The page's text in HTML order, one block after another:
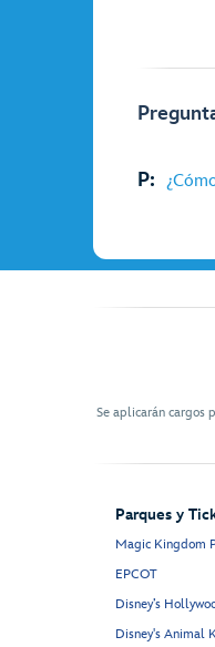
P:
Se aplicarán cargos
Parques y
Magic Kingdom
EPCOT
Disney’s
Disney's Animal